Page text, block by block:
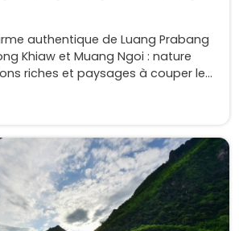
authentique de Luang Prabang
Khiaw et Muang Ngoi : nature
riches et paysages à couper le...